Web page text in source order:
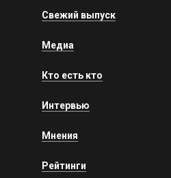
Свежий выпуск
Медиа
Кто есть кто
Интервью
Мнения
Рейтинги